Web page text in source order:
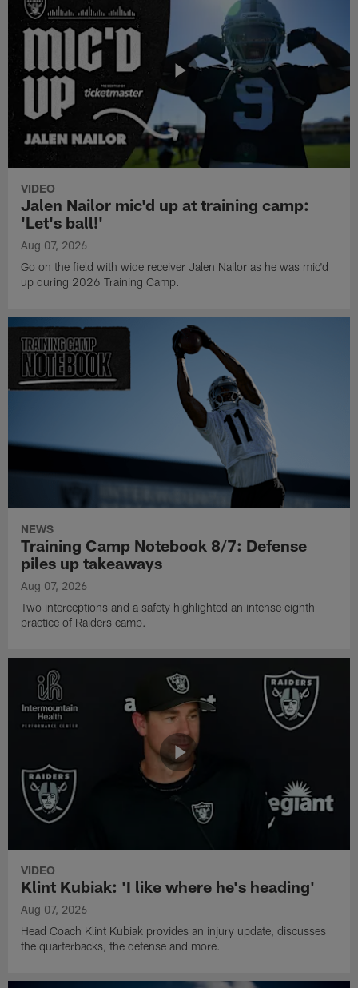
VIDEO
Jalen Nailor mic'd up at training camp:
'Let's ball!'
Aug 07, 2026
Go on the field with wide receiver Jalen Nailor as he was mic'd
up during 2026 Training Camp.
NEWS
Training Camp Notebook 8/7: Defense
piles up takeaways
Aug 07, 2026
Two interceptions and a safety highlighted an intense eighth
practice of Raiders camp.
VIDEO
Klint Kubiak: 'I like where he's heading'
Aug 07, 2026
Head Coach Klint Kubiak provides an injury update, discusses
the quarterbacks, the defense and more.